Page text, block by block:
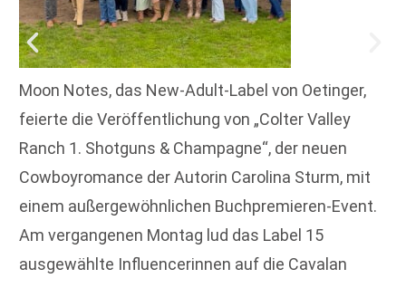
Moon Notes, das New-Adult-Label von Oetinger,
feierte die Veröffentlichung von „Colter Valley
Ranch 1. Shotguns & Champagne“, der neuen
Cowboyromance der Autorin Carolina Sturm, mit
einem außergewöhnlichen Buchpremieren-Event.
Am vergangenen Montag lud das Label 15
ausgewählte Influencerinnen auf die Cavalan